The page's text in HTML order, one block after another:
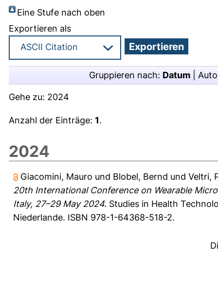
Eine Stufe nach oben
Exportieren als
Gruppieren nach: Datum
Gehe zu: 2024
Anzahl der Einträge: 1.
2024
Giacomini, Mauro und Blobel, Bernd und Veltri,
20th International Conference on Wearable
Italy, 27–29 May 2024. Studies in Health
Niederlande. ISBN 978-1-64368-518-2.